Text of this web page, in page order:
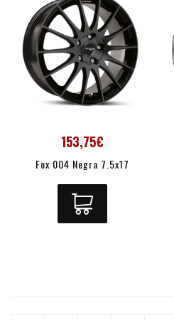
153,75€
Fox 004 Negra 7.5x17